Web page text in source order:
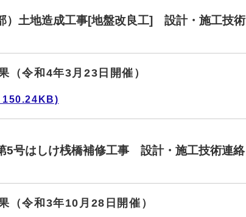
土地造成工事[地盤改良工] 設計・施工技術
（令和4年3月23日開催）
150.24KB)
号はしけ桟橋補修工事 設計・施工技術連絡
（令和3年10月28日開催）